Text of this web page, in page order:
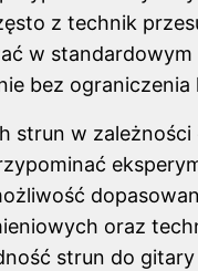
z technik
w
bez
strun w zależności
oraz
strun do